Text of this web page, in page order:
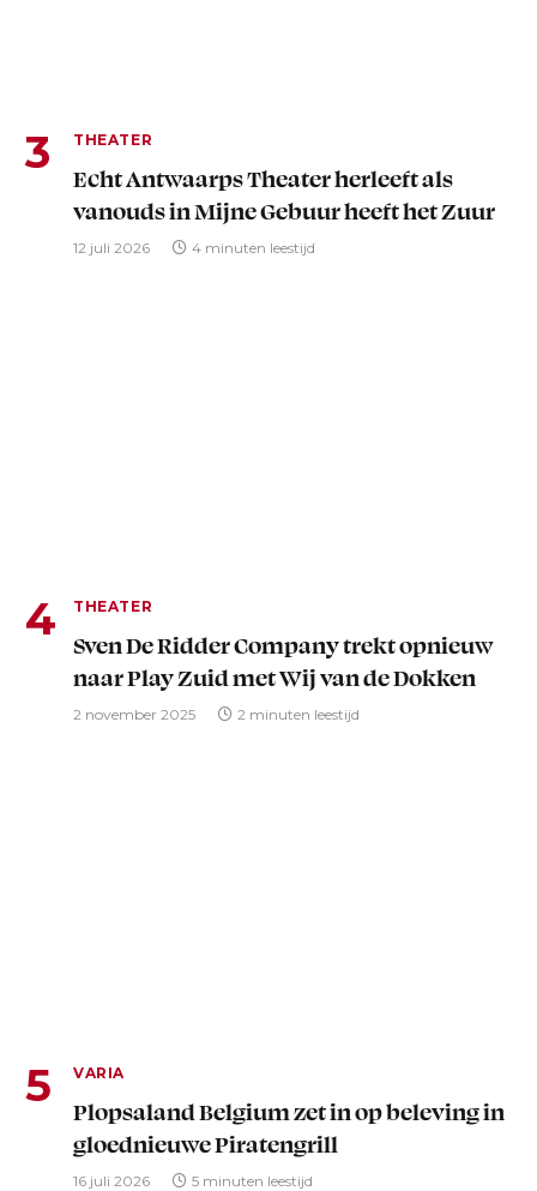
THEATER
Echt Antwaarps Theater herleeft als
vanouds in Mijne Gebuur heeft het Zuur
12 juli 2026 4 minuten leestijd
THEATER
Sven De Ridder Company trekt opnieuw
naar Play Zuid met Wij van de Dokken
2 november 2025 2 minuten leestijd
VARIA
Plopsaland Belgium zet in op beleving in
gloednieuwe Piratengrill
16 juli 2026 5 minuten leestijd